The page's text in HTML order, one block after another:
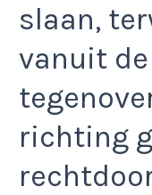
slaan,
vanuit de
richting